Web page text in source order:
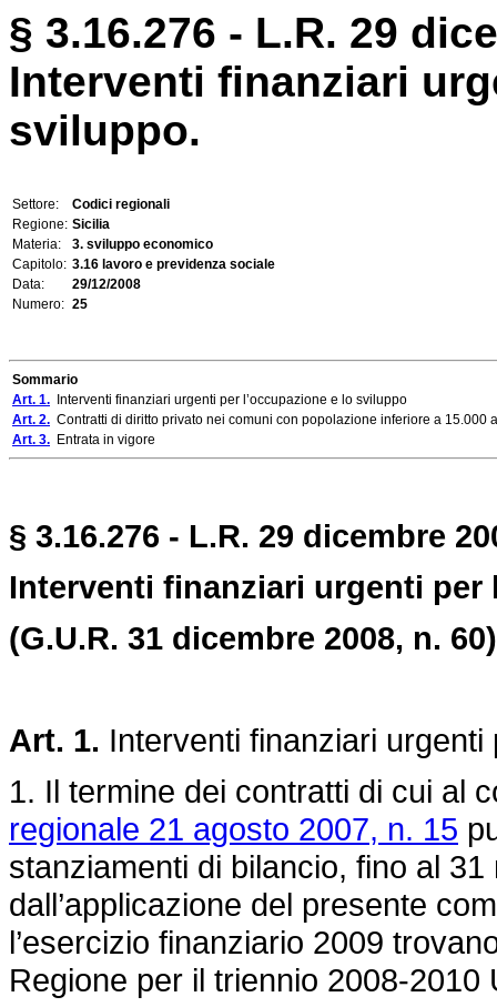
§ 3.16.276 - L.R. 29
Interventi finanziari
sviluppo.
Settore:
Codici regionali
Regione: Sicilia
Materia:
3. sviluppo economico
Capitolo: 3.16 lavoro e previdenza sociale
Data:
29/12/2008
Numero: 25
Sommario
Art. 1. Interventi finanziari urgenti per l’occupazione e lo sviluppo
Art. 2. Contratti di diritto privato nei comuni con popolazione inferiore a 15.000
Art. 3. Entrata in vigore
§ 3.16.276 - L.R. 29 dicembre
Interventi finanziari urgenti per
(G.U.R. 31 dicembre 2008, n. 60)
Art. 1. Interventi finanziari urgenti
1. Il termine dei contratti di cui al
regionale 21 agosto 2007, n. 15
stanziamenti di bilancio, fino al
dall’applicazione del presente
l’esercizio finanziario 2009
Regione per il triennio 2008-